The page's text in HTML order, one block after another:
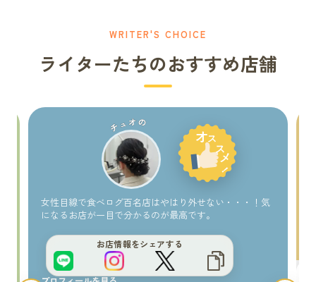
WRITER'S CHOICE
ライターたちのおすすめ店舗
チュオの
女性目線で食べログ百名店はやはり外せない・・・！気
になるお店が一目で分かるのが最高です。
お店情報をシェアする
サイトをもっと良くするブヒ？